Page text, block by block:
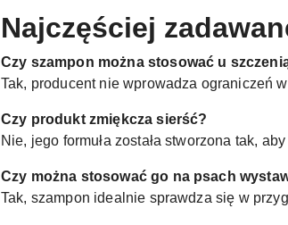
Najczęściej
Czy szampon można stosować u
Tak, producent nie wprowadza ograniczeń
Czy produkt zmiękcza sierść?
Nie, jego formuła została stworzona tak,
Czy można stosować go na psach
Tak, szampon idealnie sprawdza się w